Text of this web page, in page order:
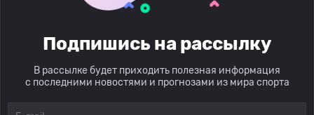
Подпишись на рассылку
В рассылке будет приходить полезная информация
с последними новостями и прогнозами из мира спорта